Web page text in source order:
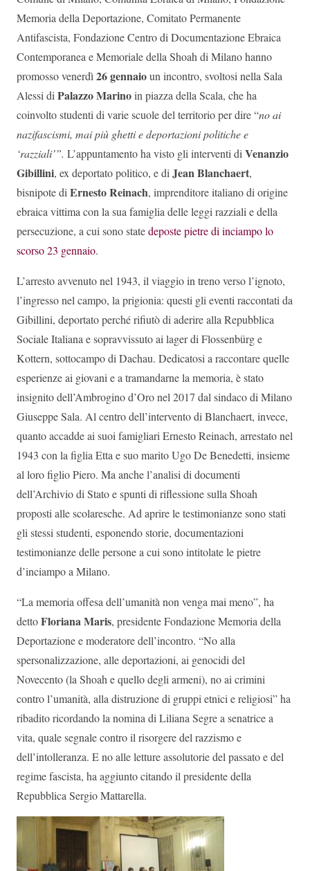
Memoria della Deportazione, Comitato Permanente
Antifascista, Fondazione Centro di Documentazione Ebraica
Contemporanea e Memoriale della Shoah di Milano hanno
promosso venerdì 26 gennaioun incontro, svoltosi nella Sala
Alessi di Palazzo Marinoin piazza della Scala, che ha
coinvolto studenti di varie scuole del territorio per dire “no ai
nazifascismi, mai più ghetti e deportazioni politiche e
‘razziali’”. L’appuntamento ha visto gli interventi di Venanzio
Gibillini, ex deportato politico, e di Jean Blanchaert,
bisnipote di Ernesto Reinach, imprenditore italiano di origine
ebraica vittima con la sua famiglia delle leggi razziali e della
persecuzione, a cui sono statedeposte pietre di inciampo lo
scorso 23 gennaio.
L’arresto avvenuto nel 1943, il viaggio in treno verso l’ignoto,
l’ingresso nel campo, la prigionia: questi gli eventi raccontati da
Gibillini, deportato perché rifiutò di aderire alla Repubblica
Sociale Italiana e sopravvissuto ai lager di Flossenbürg e
Kottern, sottocampo di Dachau. Dedicatosi a raccontare quelle
esperienze ai giovani e a tramandarne la memoria, è stato
insignito dell’Ambrogino d’Oro nel 2017 dal sindaco di Milano
Giuseppe Sala. Al centro dell’intervento di Blanchaert, invece,
quanto accadde ai suoi famigliari Ernesto Reinach, arrestato nel
1943 con la figlia Etta e suo marito Ugo De Benedetti, insieme
al loro figlio Piero. Ma anche l’analisi di documenti
dell’Archivio di Stato e spunti di riflessione sulla Shoah
proposti alle scolaresche. Ad aprire le testimonianze sono stati
gli stessi studenti, esponendo storie, documentazioni
testimonianze delle persone a cui sono intitolate le pietre
d’inciampo a Milano.
“La memoria offesa dell’umanità non venga mai meno”, ha
dettoFloriana Maris, presidente Fondazione Memoria della
Deportazione e moderatore dell’incontro. “No alla
spersonalizzazione, alle deportazioni, ai genocidi del
Novecento (la Shoah e quello degli armeni), no ai crimini
contro l’umanità, alla distruzione di gruppi etnici e religiosi” ha
ribadito ricordando la nomina di Liliana Segre a senatrice a
vita, quale segnale contro il risorgere del razzismo e
dell’intolleranza. E no alle letture assolutorie del passato e del
regime fascista, ha aggiunto citando il presidente della
Repubblica Sergio Mattarella.